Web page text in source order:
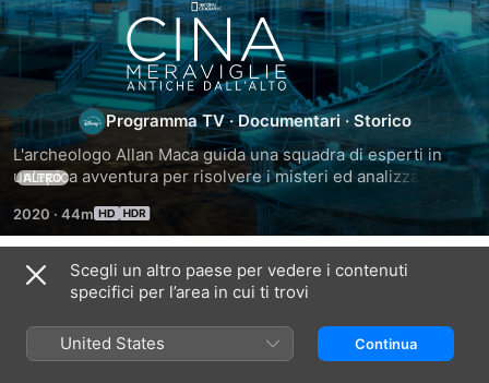
Cina:
Meraviglie
antiche
dall'alto
Programma TV ·Documentari · Storico
L'archeologo Allan Maca guida una squadra di esperti in
un'epica avventura per risolvere i misteri ed analizzare i
segreti della Cina. Il team parte dalla Grande Muraglia.
ALTRO
2020 · 44m
Stagione 1
Scegli un altro paese per vedere i contenuti
specifici per l’area in cui ti trovi
United States Continua